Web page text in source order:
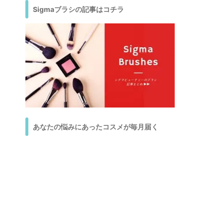
Sigmaブラシの記事はコチラ
あなたの悩みにあったコスメが毎月届く